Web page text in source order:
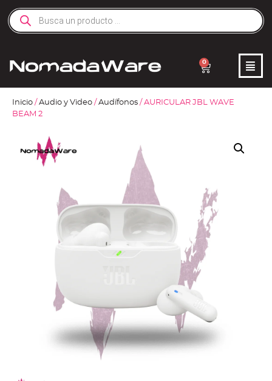
0
Inicio / Audio y Video / Audífonos / AURICULAR JBL WAVE
BEAM 2